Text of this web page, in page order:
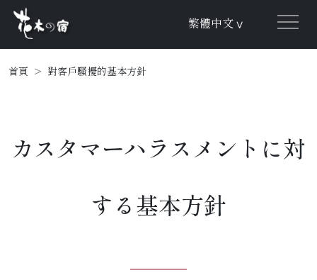
繁體中文∨
首頁 對客戶騷擾的基本方針
カスタマーハラスメントに対
する基本方針